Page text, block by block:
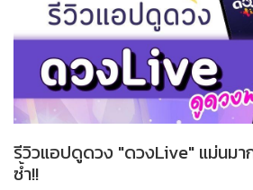
รีวิวแอปดูดวง "ดวงLive" แม่นม
ซ้ำ!!